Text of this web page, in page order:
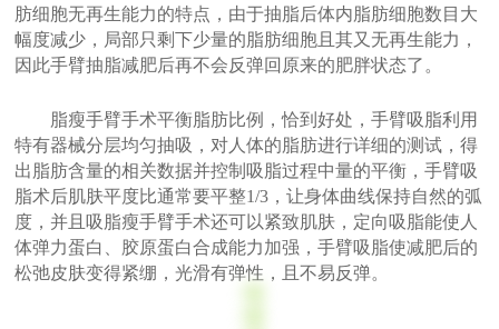
肪细胞无再生能力的特点，由于抽脂后体内脂肪细胞数目大
幅度减少，局部只剩下少量的脂肪细胞且其又无再生能力，
因此手臂抽脂减肥后再不会反弹回原来的肥胖状态了。
脂瘦手臂手术平衡脂肪比例，恰到好处，手臂吸脂利用
特有器械分层均匀抽吸，对人体的脂肪进行详细的测试，得
出脂肪含量的相关数据并控制吸脂过程中量的平衡，手臂吸
脂术后肌肤平度比通常要平整1/3，让身体曲线保持自然的弧
度，并且吸脂瘦手臂手术还可以紧致肌肤，定向吸脂能使人
体弹力蛋白、胶原蛋白合成能力加强，手臂吸脂使减肥后的
松弛皮肤变得紧绷，光滑有弹性，且不易反弹。